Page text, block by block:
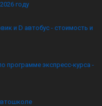
году
и D автобус - стоимость и
программе экспресс-курса -